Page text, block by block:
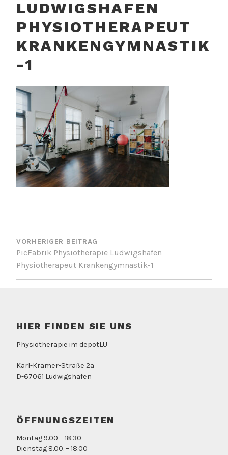
LUDWIGSHAFEN AM
RHEIN
LUDWIGSHAFEN
PHYSIOTHERAPEUT
KRANKENGYMNASTIK
-1
BEITRAGSNAVIGATION
VORHERIGER BEITRAG
PicFabrik Physiotherapie Ludwigshafen
Physiotherapeut Krankengymnastik-1
HIER FINDEN SIE UNS
Physiotherapie im depotLU
Karl-Krämer-Straße 2a
D-67061 Ludwigshafen
ÖFFNUNGSZEITEN
Montag 9.00 – 18.30
Dienstag 8.00. – 18.00